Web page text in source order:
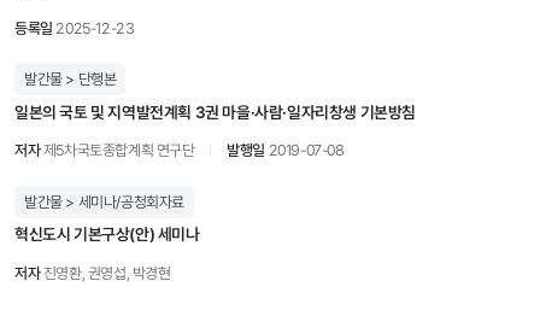
등록일 2025-12-23
발간물 > 단행본
일본의 국토 및 지역발전계획 3권 마을·사람·일자리창생 기본방침
저자제5차국토종합계획 연구단 발행일 2019-07-08
발간물 > 세미나/공청회자료
혁신도시 기본구상(안) 세미나
저자진영환, 권영섭, 박경현